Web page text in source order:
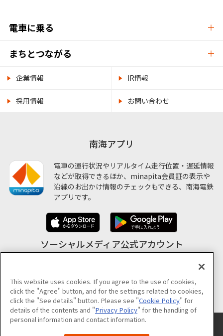
電車に乗る
まちとつながる
企業情報 IR情報
採用情報 お問い合わせ
南海アプリ
電車の運行状況やリアルタイム走行位置・遅延情報
などが取得できるほか、minapita会員証の表示や
沿線のお出かけ情報のチェックもできる、南海電鉄
アプリです。
ソーシャルメディア公式アカウント
公式アカウント一覧
サイトのご利用について プライバシーポリシー
サイトマップ
This website uses cookies. If you agree to the use of cookies,
click the "Agree" button, and for the settings related to cookies,
click the "See details" button. Please see "Cookie Policy" for
details of the contents and "Privacy Policy" for the handling of
personal information and contact information.